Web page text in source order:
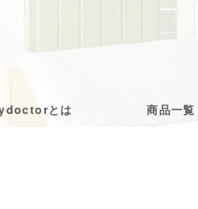
とは 商品一覧